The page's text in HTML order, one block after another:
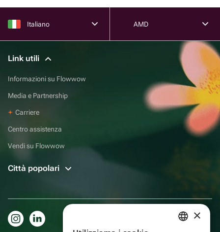
Italiano AMD
Link utili
Informazioni su Flowwow
Media e Partnership
Carriere
Centro assistenza
Vendi su Flowwow
Città popolari
×